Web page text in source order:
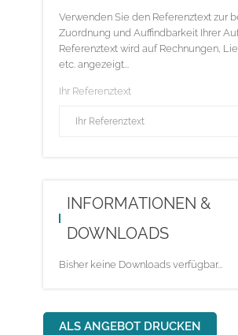
Verwenden Sie den Referenztext zur
Zuordnung und Auffindbarkeit Ihrer
Referenztext wird auf Rechnungen,
etc. angezeigt...
Ihr Referenztext
INFORMATIONEN &
DOWNLOADS
Bisher keine Downloads verfügbar...
ALS ANGEBOT DRUCKEN